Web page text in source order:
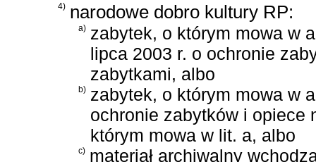
4) narodowe dobro kultury RP:
a) zabytek, o którym mowa w
lipca 2003 r. o ochronie
zabytkami, albo
b) zabytek, o którym mowa w
ochronie zabytków i opiece
którym mowa w lit. a, albo
c) materiał archiwalny